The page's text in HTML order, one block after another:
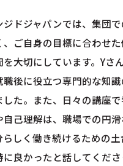
ジドジャパンでは、集団
、ご自身の目標に合わせ
を大切にしています。Yさ
職後に役立つ専門的な知
した。また、日々の講座
自己理解は、職場での円
らしく働き続けるための
に良かったと話してくだ